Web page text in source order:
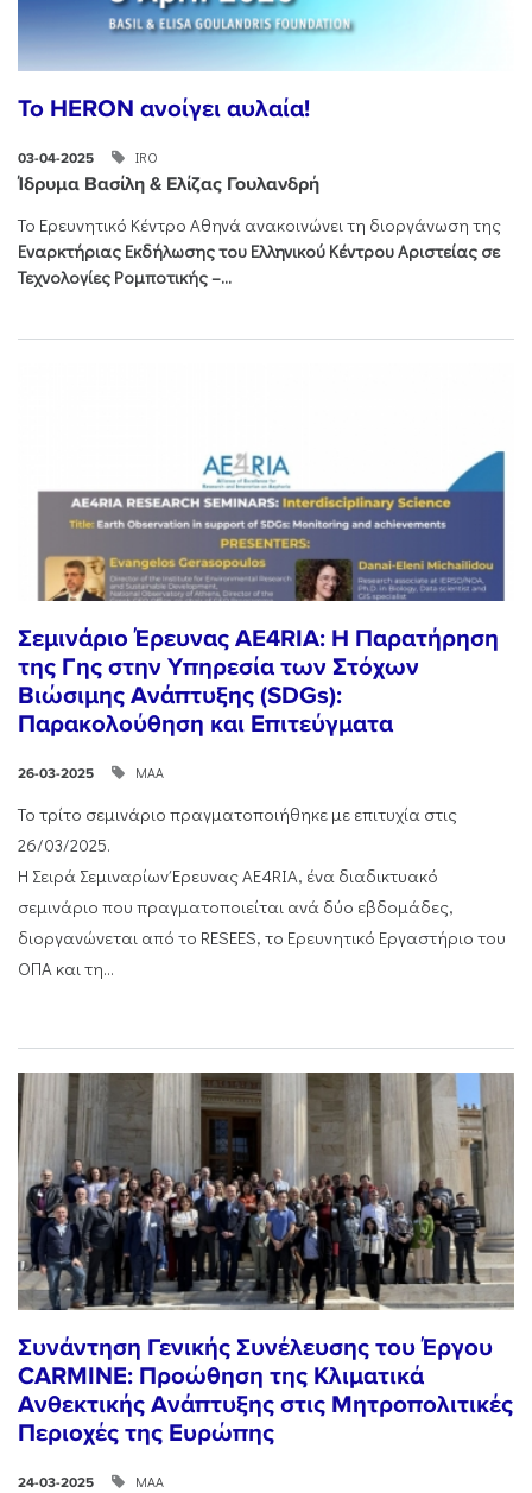
To HERON ανοίγει αυλαία!
03-04-2025 IRO
Ίδρυμα Βασίλη & Ελίζας Γουλανδρή
Το Ερευνητικό Κέντρο Αθηνά ανακοινώνειτη διοργάνωση της
Εναρκτήριας Εκδήλωσης του Ελληνικού Κέντρου Αριστείας σε
Τεχνολογίες Ρομποτικής –...
Σεμινάριο Έρευνας AE4RIA: Η Παρατήρηση
της Γης στην Υπηρεσία των Στόχων
Βιώσιμης Ανάπτυξης (SDGs):
Παρακολούθηση και Επιτεύγματα
26-03-2025 ΜΑΑ
Το τρίτο σεμινάριο πραγματοποιήθηκε με επιτυχία στις
26/03/2025.
Η Σειρά Σεμιναρίων Έρευνας AE4RIA, ένα διαδικτυακό
σεμινάριο που πραγματοποιείται ανά δύο εβδομάδες,
διοργανώνεται από το RESEES, το Ερευνητικό Εργαστήριο του
ΟΠΑ και τη...
Συνάντηση Γενικής Συνέλευσης του Έργου
CARMINE: Προώθηση της Κλιματικά
Ανθεκτικής Ανάπτυξης στις Μητροπολιτικές
Περιοχές της Ευρώπης
24-03-2025 ΜΑΑ